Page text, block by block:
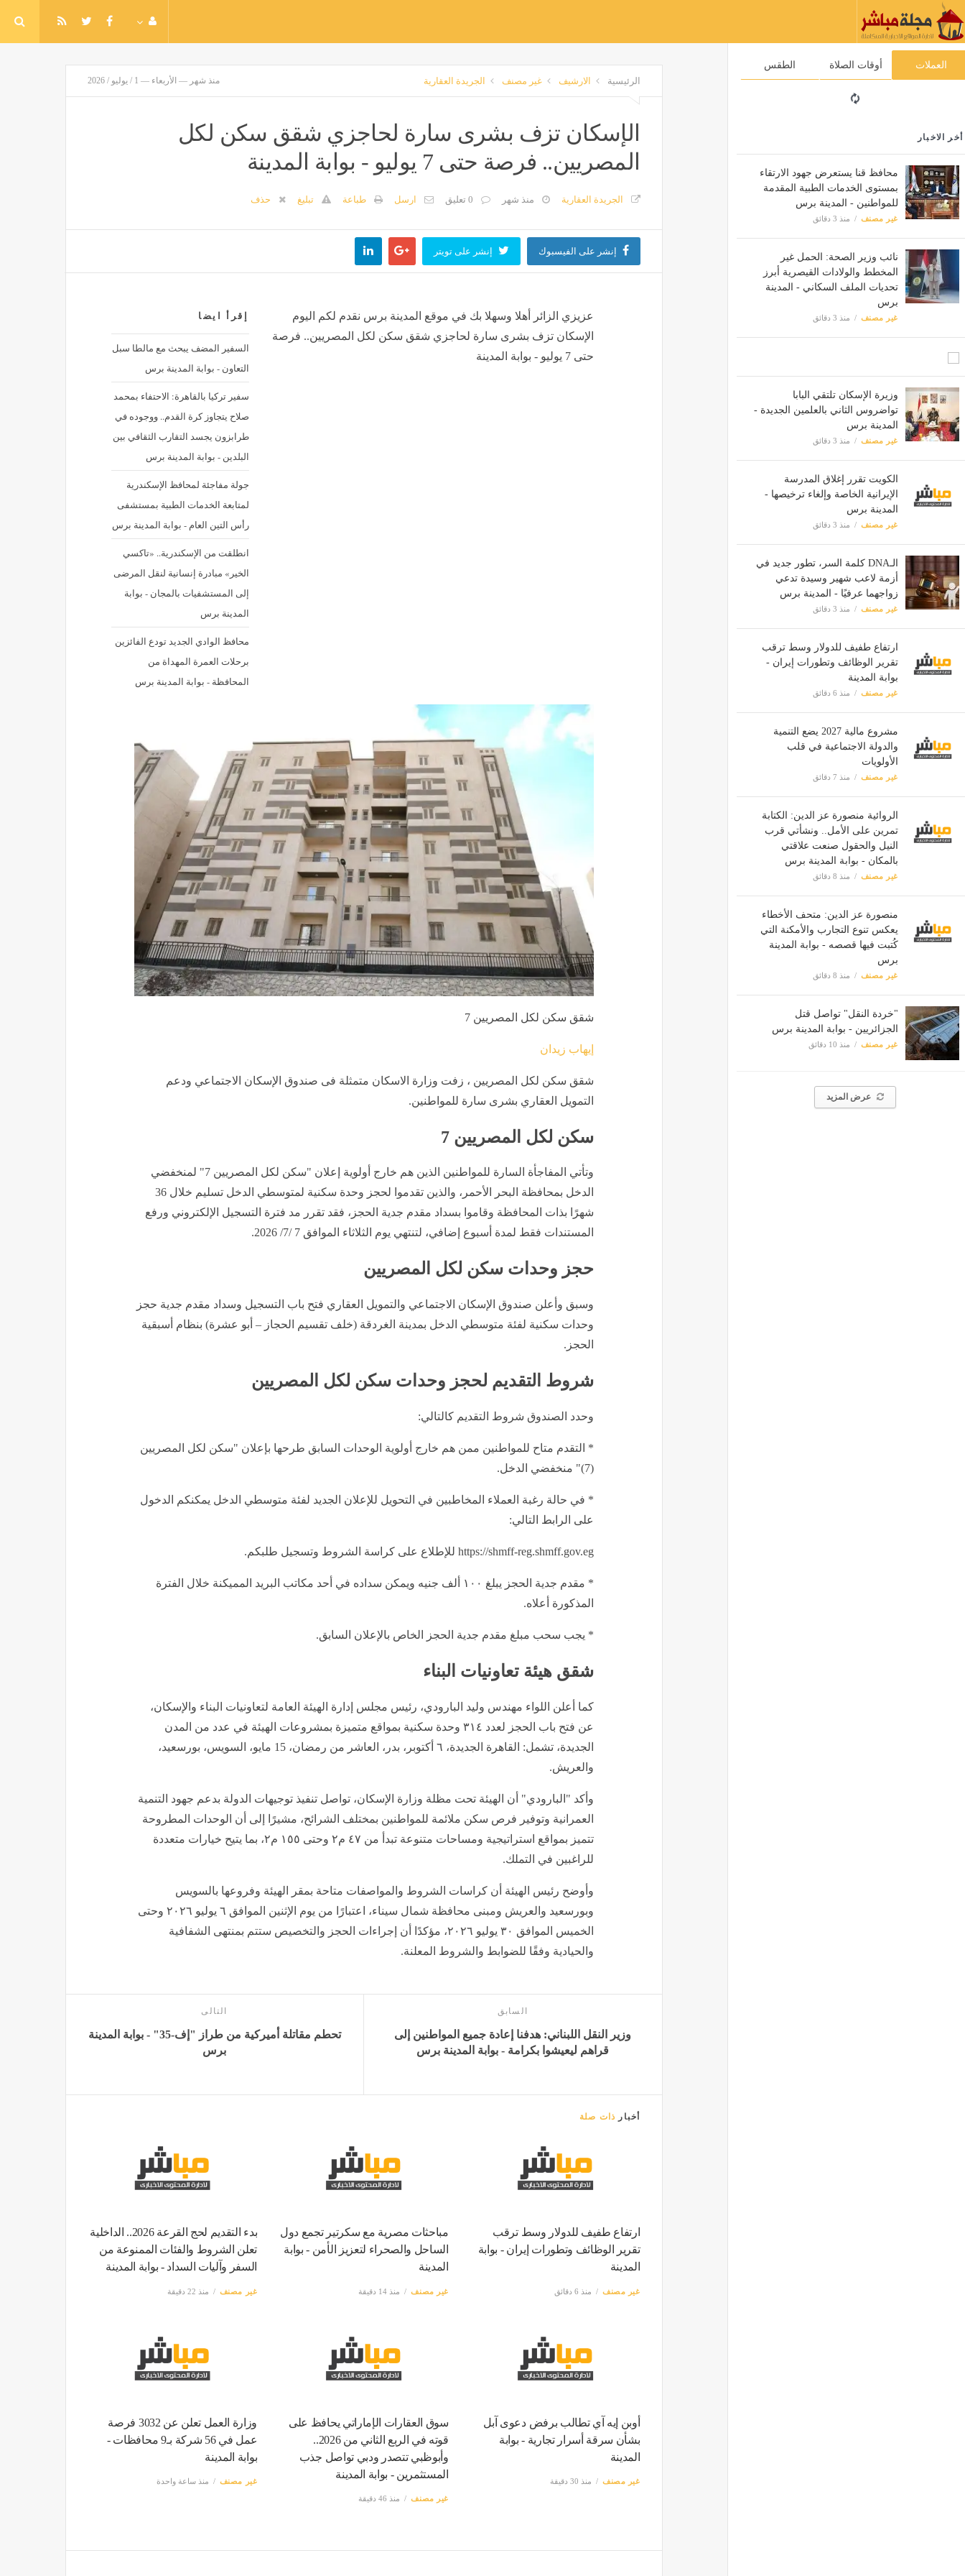
العملات أوقات الصلاة الطقس
أخر الاخبار
محافظ قنا يستعرض جهود الارتقاء
بمستوى الخدمات الطبية المقدمة
للمواطنين - المدينة برس
غير مصنف منذ 3 دقائق
نائب وزير الصحة: الحمل غير
المخطط والولادات القيصرية أبرز
تحديات الملف السكاني - المدينة
برس
غير مصنف منذ 3 دقائق
وزيرة الإسكان تلتقي البابا
تواضروس الثاني بالعلمين الجديدة -
المدينة برس
غير مصنف منذ 3 دقائق
الكويت تقرر إغلاق المدرسة
الإيرانية الخاصة وإلغاء ترخيصها -
المدينة برس
غير مصنف منذ 3 دقائق
الـDNA كلمة السر، تطور جديد في
أزمة لاعب شهير وسيدة تدعي
زواجهما عرفيًا - المدينة برس
غير مصنف منذ 3 دقائق
ارتفاع طفيف للدولار وسط ترقب
تقرير الوظائف وتطورات إيران -
بوابة المدينة
غير مصنف منذ 6 دقائق
مشروع مالية 2027 يضع التنمية
والدولة الاجتماعية في قلب
الأولويات
غير مصنف منذ 7 دقائق
الروائية منصورة عز الدين: الكتابة
تمرين على الأمل.. ونشأتي قرب
النيل والحقول صنعت علاقتي
بالمكان - بوابة المدينة برس
غير مصنف منذ 8 دقائق
منصورة عز الدين: متحف الأخطاء
يعكس تنوع التجارب والأمكنة التي
كُتبت فيها قصصه - بوابة المدينة
برس
غير مصنف منذ 8 دقائق
"خردة النقل" تواصل قتل
الجزائريين - بوابة المدينة برس
غير مصنف منذ 10 دقائق
عرض المزيد
الرئيسية الارشيف غير مصنف الجريدة العقارية منذ شهر — الأربعاء — 1 / يوليو / 2026
الإسكان تزف بشرى سارة لحاجزي شقق سكن لكل
المصريين.. فرصة حتى 7 يوليو - بوابة المدينة
الجريدة العقارية منذ شهر 0 تعليق ارسل طباعة تبليغ حذف
إنشر على الفيسبوك إنشر على تويتر
إقرأ ايضا
السفير المضف يبحث مع مالطا سبل
التعاون - بوابة المدينة برس
سفير تركيا بالقاهرة: الاحتفاء بمحمد
صلاح يتجاوز كرة القدم.. ووجوده في
طرابزون يجسد التقارب الثقافي بين
البلدين - بوابة المدينة برس
جولة مفاجئة لمحافظ الإسكندرية
لمتابعة الخدمات الطبية بمستشفى
رأس التين العام - بوابة المدينة برس
انطلقت من الإسكندرية.. «تاكسي
الخير» مبادرة إنسانية لنقل المرضى
إلى المستشفيات بالمجان - بوابة
المدينة برس
محافظ الوادي الجديد تودع الفائزين
برحلات العمرة المهداة من
المحافظة - بوابة المدينة برس
عزيزي الزائر أهلا وسهلا بك في موقع المدينة برس نقدم لكم اليوم
الإسكان تزف بشرى سارة لحاجزي شقق سكن لكل المصريين.. فرصة
حتى 7 يوليو - بوابة المدينة
شقق سكن لكل المصريين 7
إيهاب زيدان
شقق سكن لكل المصريين ، زفت وزارة الاسكان متمثلة فى صندوق الإسكان الاجتماعي ودعم
التمويل العقاري بشرى سارة للمواطنين.
سكن لكل المصريين 7
وتأتي المفاجأة السارة للمواطنين الذين هم خارج أولوية إعلان "سكن لكل المصريين 7" لمنخفضي
الدخل بمحافظة البحر الأحمر، والذين تقدموا لحجز وحدة سكنية لمتوسطي الدخل تسليم خلال 36
شهرًا بذات المحافظة وقاموا بسداد مقدم جدية الحجز، فقد تقرر مد فترة التسجيل الإلكتروني ورفع
المستندات فقط لمدة أسبوع إضافي، لتنتهي يوم الثلاثاء الموافق 7 /7/ 2026.
حجز وحدات سكن لكل المصريين
وسبق وأعلن صندوق الإسكان الاجتماعي والتمويل العقاري فتح باب التسجيل وسداد مقدم جدية حجز
وحدات سكنية لفئة متوسطي الدخل بمدينة الغردقة (خلف تقسيم الحجاز – أبو عشرة) بنظام أسبقية
الحجز.
شروط التقديم لحجز وحدات سكن لكل المصريين
وحدد الصندوق شروط التقديم كالتالي:
* التقدم متاح للمواطنين ممن هم خارج أولوية الوحدات السابق طرحها بإعلان "سكن لكل المصريين
(7)" منخفضي الدخل.
* في حالة رغبة العملاء المخاطبين في التحويل للإعلان الجديد لفئة متوسطي الدخل يمكنكم الدخول
على الرابط التالي:
https://shmff-reg.shmff.gov.eg للإطلاع على كراسة الشروط وتسجيل طلبكم.
* مقدم جدية الحجز يبلغ ١٠٠ ألف جنيه ويمكن سداده في أحد مكاتب البريد المميكنة خلال الفترة
المذكورة أعلاه.
* يجب سحب مبلغ مقدم جدية الحجز الخاص بالإعلان السابق.
شقق هيئة تعاونيات البناء
كما أعلن اللواء مهندس وليد البارودي، رئيس مجلس إدارة الهيئة العامة لتعاونيات البناء والإسكان،
عن فتح باب الحجز لعدد ٣١٤ وحدة سكنية بمواقع متميزة بمشروعات الهيئة في عدد من المدن
الجديدة، تشمل: القاهرة الجديدة، ٦ أكتوبر، بدر، العاشر من رمضان، 15 مايو، السويس، بورسعيد،
والعريش.
وأكد "البارودي" أن الهيئة تحت مظلة وزارة الإسكان، تواصل تنفيذ توجيهات الدولة بدعم جهود التنمية
العمرانية وتوفير فرص سكن ملائمة للمواطنين بمختلف الشرائح، مشيرًا إلى أن الوحدات المطروحة
تتميز بمواقع استراتيجية ومساحات متنوعة تبدأ من ٤٧ م٢ وحتى ١٥٥ م٢، بما يتيح خيارات متعددة
للراغبين في التملك.
وأوضح رئيس الهيئة أن كراسات الشروط والمواصفات متاحة بمقر الهيئة وفروعها بالسويس
وبورسعيد والعريش ومبنى محافظة شمال سيناء، اعتبارًا من يوم الإثنين الموافق ٦ يوليو ٢٠٢٦ وحتى
الخميس الموافق ٣٠ يوليو ٢٠٢٦، مؤكدًا أن إجراءات الحجز والتخصيص ستتم بمنتهى الشفافية
والحيادية وفقًا للضوابط والشروط المعلنة.
السابق
وزير النقل اللبناني: هدفنا إعادة جميع المواطنين إلى
قراهم ليعيشوا بكرامة - بوابة المدينة برس
التالى
تحطم مقاتلة أميركية من طراز "إف-35" - بوابة المدينة
برس
أخبار ذات صلة
ارتفاع طفيف للدولار وسط ترقب
تقرير الوظائف وتطورات إيران - بوابة
المدينة
غير مصنف منذ 6 دقائق
مباحثات مصرية مع سكرتير تجمع دول
الساحل والصحراء لتعزيز الأمن - بوابة
المدينة
غير مصنف منذ 14 دقيقة
بدء التقديم لحج القرعة 2026.. الداخلية
تعلن الشروط والفئات الممنوعة من
السفر وآليات السداد - بوابة المدينة
غير مصنف منذ 22 دقيقة
أوبن إيه آي تطالب برفض دعوى آبل
بشأن سرقة أسرار تجارية - بوابة
المدينة
غير مصنف منذ 30 دقيقة
سوق العقارات الإماراتي يحافظ على
قوته في الربع الثاني من 2026..
وأبوظبي تتصدر ودبي تواصل جذب
المستثمرين - بوابة المدينة
غير مصنف منذ 46 دقيقة
وزارة العمل تعلن عن 3032 فرصة
عمل في 56 شركة بـ9 محافظات -
بوابة المدينة
غير مصنف منذ ساعة واحدة